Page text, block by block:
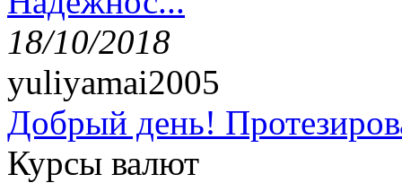
18/10/2018
yuliyamai2005
Добрый день!
Курсы валют